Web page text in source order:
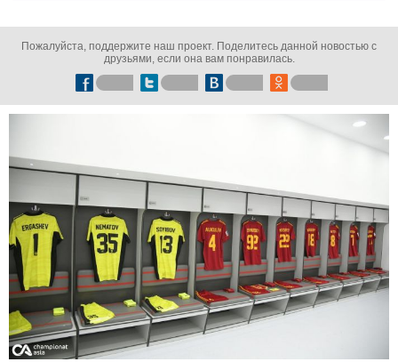
Пожалуйста, поддержите наш проект. Поделитесь данной новостью с
друзьями, если она вам понравилась.